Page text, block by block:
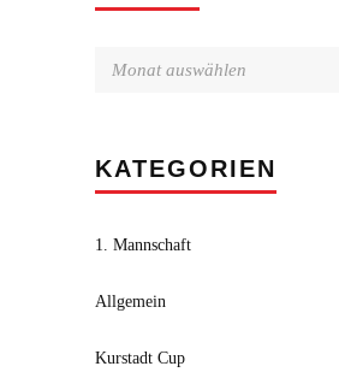
KATEGORIEN
1. Mannschaft
Allgemein
Kurstadt Cup